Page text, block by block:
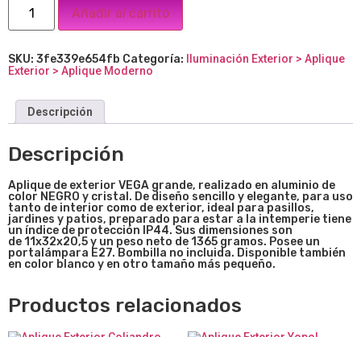
Añadir al carrito
SKU: 3fe339e654fb Categoría:
Iluminación Exterior > Aplique
Exterior > Aplique Moderno
Descripción
Descripción
Aplique de exterior VEGA grande, realizado en aluminio de
color NEGRO y cristal. De diseño sencillo y elegante, para uso
tanto de interior como de exterior, ideal para pasillos,
jardines y patios, preparado para estar a la intemperie tiene
un índice de protección IP44. Sus dimensiones son
de 11x32x20,5 y un peso neto de 1365 gramos. Posee un
portalámpara E27. Bombilla no incluida. Disponible también
en color blanco y en otro tamaño más pequeño.
Productos relacionados